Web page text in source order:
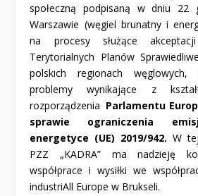
społeczną podpisaną w dniu
Warszawie (węgiel brunatny i
na procesy służące
Terytorialnych Planów
polskich regionach
problemy wynikające z
rozporządzenia Parlamentu
sprawie ograniczenia
energetyce (UE) 2019/942. W
PZZ „KADRA” ma nadzieję
współprace i wysiłki we
industriAll Europe w Brukseli.